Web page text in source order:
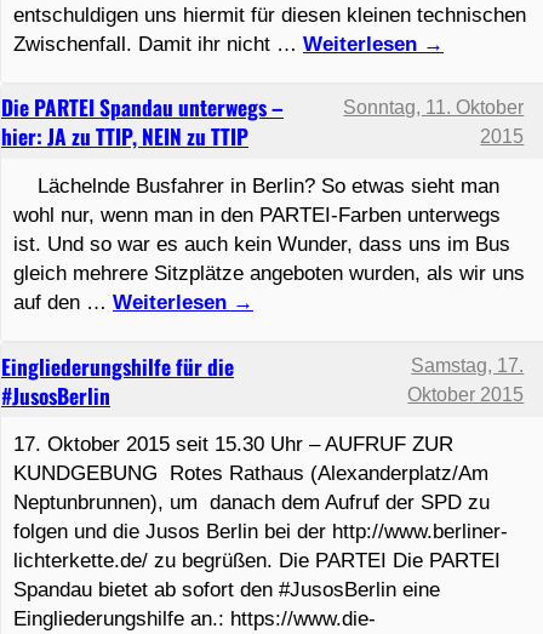
Eingliederungshilfe für die
#JusosBerlin
Samstag, 17.
Oktober 2015
17. Oktober 2015 seit 15.30 Uhr – AUFRUF ZUR
KUNDGEBUNG Rotes Rathaus (Alexanderplatz/Am
Neptunbrunnen), um danach dem Aufruf der SPD zu
folgen und die Jusos Berlin bei der http://www.berliner-
lichterkette.de/ zu begrüßen. Die PARTEI Die PARTEI
Spandau bietet ab sofort den #JusosBerlin eine
Eingliederungshilfe an.: https://www.die-
Die PARTEI Spandau unterwegs –
hier: JA zu TTIP, NEIN zu TTIP
Sonntag, 11. Oktober
2015
Lächelnde Busfahrer in Berlin? So etwas sieht man
wohl nur, wenn man in den PARTEI-Farben unterwegs
ist. Und so war es auch kein Wunder, dass uns im Bus
gleich mehrere Sitzplätze angeboten wurden, als wir uns
auf den … Weiterlesen →
entschuldigen uns hiermit für diesen kleinen technischen
Zwischenfall. Damit ihr nicht … Weiterlesen →